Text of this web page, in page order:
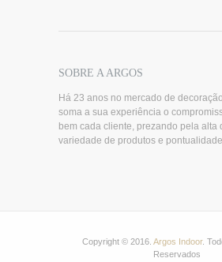
SOBRE A ARGOS
Há 23 anos no mercado de
soma a sua experiência o
bem cada cliente, prezando pela alta
variedade de produtos e
Copyright © 2016. Argos Indoor.
Reservados